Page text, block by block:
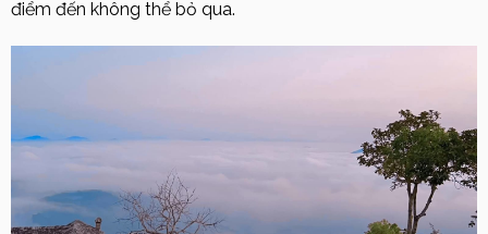
điểm đến không thể bỏ qua.